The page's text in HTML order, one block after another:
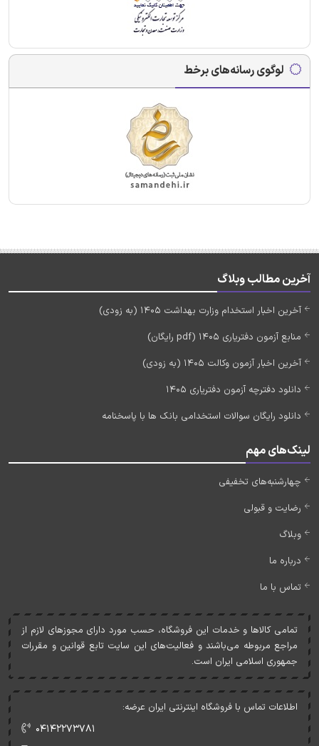
لوگوی رسانه‌های برخط
آخرین مطالب وبلاگ
آخرین اخبار استخدام وزارت بهداشت 1405 (به زودی)
منابع آزمون دفتریاری 1405 (pdf رایگان)
آخرین اخبار آزمون وکالت 1405 (به زودی)
دانلود دفترچه آزمون دفتریاری 1405
دانلود رایگان سوالات استخدامی بانک ها با پاسخنامه
لینک‌های مهم
چهارشنبه‌های تخفیفی
رضایت و قبولی
وبلاگ
درباره ما
تماس با ما
تمامی کالاها و خدمات اين فروشگاه، حسب مورد دارای مجوزهای لازم از
مراجع مربوطه می‌باشند و فعاليت‌های اين سايت تابع قوانين و مقررات
جمهوری اسلامی ايران است.
اطلاعات تماس با فروشگاه اینترنتی ایران عرضه:
۰۴۱۴۲۲۷۳۷۸۱